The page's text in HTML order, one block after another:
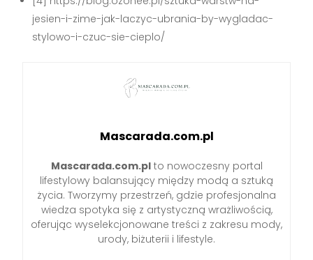
jesien-i-zime-jak-laczyc-ubrania-by-wygladac-
stylowo-i-czuc-sie-cieplo/
Mascarada.com.pl
Mascarada.com.plto nowoczesny portal
lifestylowy balansujący między modą a sztuką
życia. Tworzymy przestrzeń, gdzie profesjonalna
wiedza spotyka się z artystyczną wrażliwością,
oferując wyselekcjonowane treści z zakresu mody,
urody, biżuterii i lifestyle.